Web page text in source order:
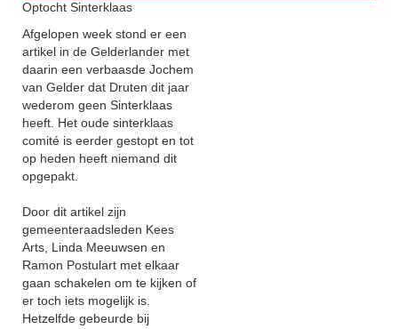
Optocht Sinterklaas
Afgelopen week stond er een
artikel in de Gelderlander met
daarin een verbaasde Jochem
van Gelder dat Druten dit jaar
wederom geen Sinterklaas
heeft. Het oude sinterklaas
comité is eerder gestopt en tot
op heden heeft niemand dit
opgepakt.
Door dit artikel zijn
gemeenteraadsleden Kees
Arts, Linda Meeuwsen en
Ramon Postulart met elkaar
gaan schakelen om te kijken of
er toch iets mogelijk is.
Hetzelfde gebeurde bij